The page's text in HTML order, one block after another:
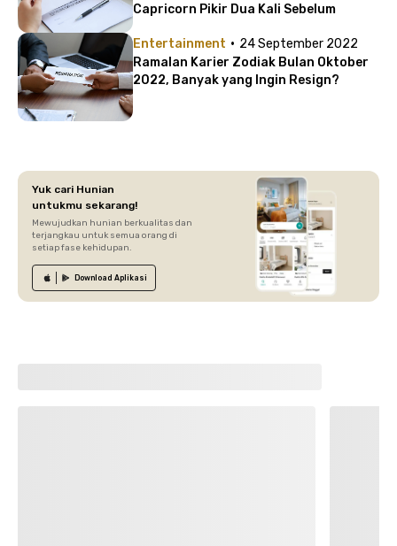
Capricorn Pikir Dua Kali Sebelum
Entertainment · 24 September 2022
Ramalan Karier Zodiak Bulan Oktober
2022, Banyak yang Ingin Resign?
Yuk cari Hunian
untukmu sekarang!
Mewujudkan hunian berkualitas dan
terjangkau untuk semua orang di
setiap fase kehidupan.
Download Aplikasi